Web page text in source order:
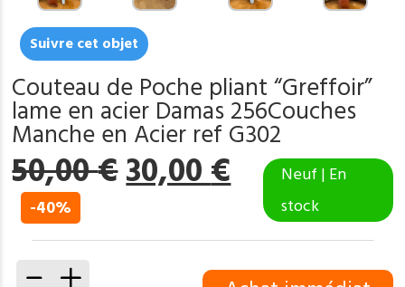
Suivre cet objet
Couteau de Poche pliant “Greffoir”
lame en acier Damas 256Couches
Manche en Acier ref G302
50,00€Le
initial
était :
30,00€Le
prix
actuel
est :
-40%
Neuf | En
stock